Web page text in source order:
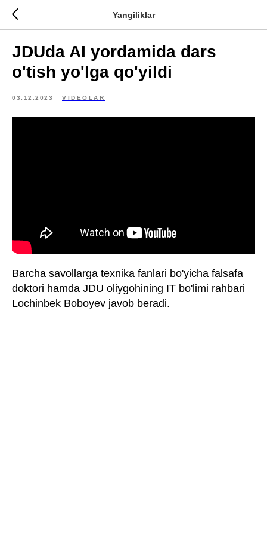
Yangiliklar
JDUda AI yordamida dars
o'tish yo'lga qo'yildi
03.12.2023 VIDEOLAR
Barcha savollarga texnika fanlari bo'yicha falsafa
doktori hamda JDU oliygohining IT bo'limi rahbari
Lochinbek Boboyev javob beradi.